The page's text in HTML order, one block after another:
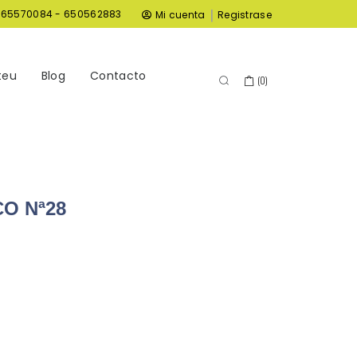
- 650562883 Mi cuenta | Registrase
Blog Contacto (0)
Nª28